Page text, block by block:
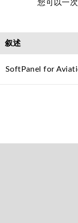
您可以一
叙述
SoftPanel for